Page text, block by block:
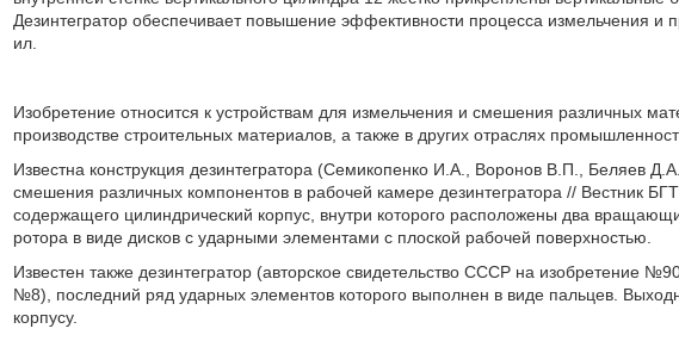
Дезинтегратор обеспечивает повышение эффективности процесса измельчения и
ил.
Изобретение относится к устройствам для измельчения и смешения различных
производстве строительных материалов, а также в других отраслях
Известна конструкция дезинтегратора (Семикопенко И.А., Воронов В.П., Беляев
смешения различных компонентов в рабочей камере дезинтегратора // Вестник
содержащего цилиндрический корпус, внутри которого расположены два
ротора в виде дисков с ударными элементами с плоской рабочей поверхностью.
Известен также дезинтегратор (авторское свидетельство СССР на изобретение
№8), последний ряд ударных элементов которого выполнен в виде пальцев.
корпусу.